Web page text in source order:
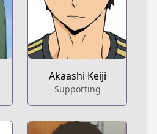
Akaashi Keiji
Supporting